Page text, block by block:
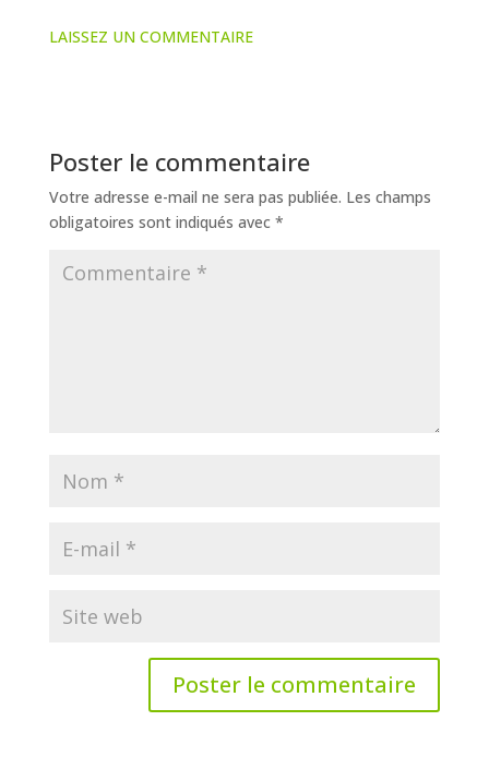
LAISSEZ UN COMMENTAIRE
Poster le commentaire
Votre adresse e-mail ne sera pas publiée. Les champs
obligatoires sont indiqués avec *